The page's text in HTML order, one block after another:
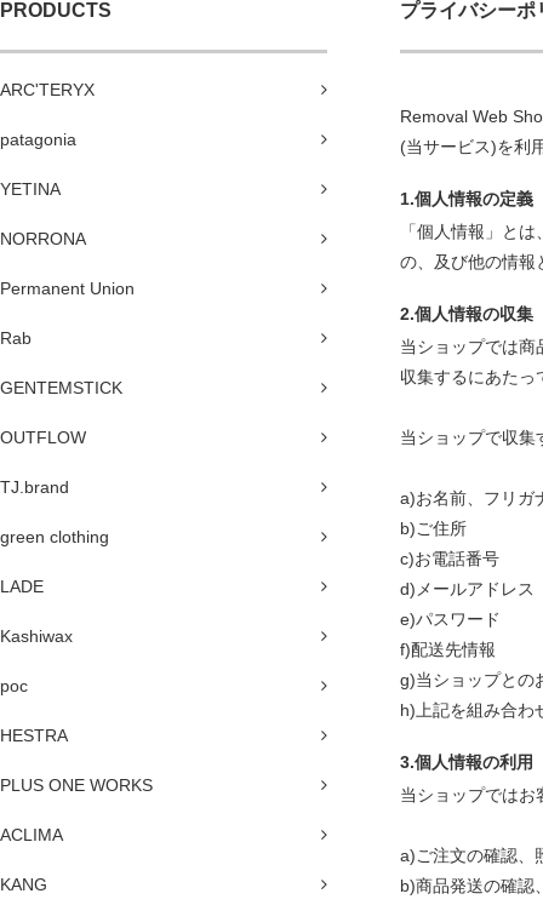
PRODUCTS
ARC'TERYX
patagonia
YETINA
NORRONA
Permanent Union
Rab
GENTEMSTICK
OUTFLOW
TJ.brand
green clothing
LADE
Kashiwax
poc
HESTRA
PLUS ONE WORKS
ACLIMA
KANG
プライバシーポ
Removal Web
(当サービス)を利
1.個人情報の定義
「個人情報」と
の、及び他の情報
2.個人情報の収集
当ショップでは商
収集するにあたっ
当ショップで収集
a)お名前、フリガ
b)ご住所
c)お電話番号
d)メールアドレス
e)パスワード
f)配送先情報
g)当ショップとの
h)上記を組み合わ
3.個人情報の利用
当ショップではお
a)ご注文の確認、
b)商品発送の確認